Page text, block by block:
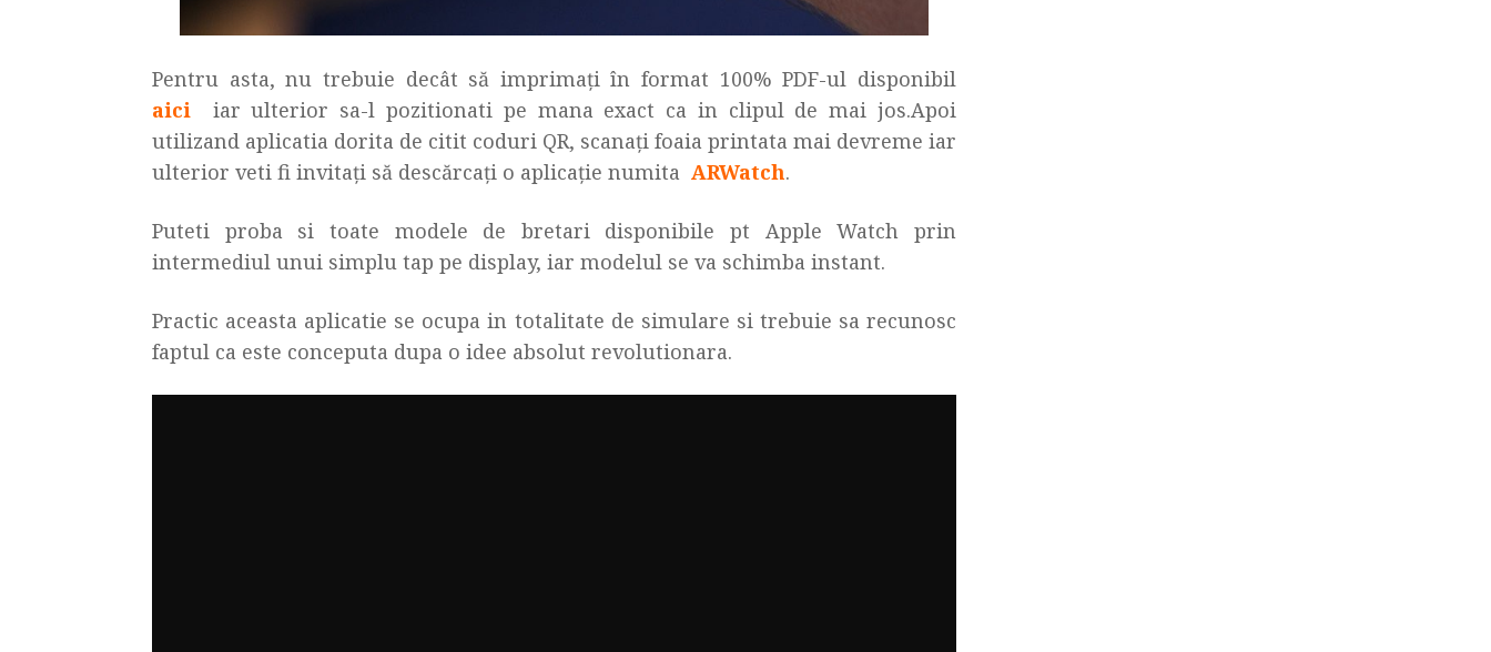
Pentru asta, nu trebuie decât să imprimaţi în format 100% PDF-ul disponibil
aici iar ulterior sa-l pozitionati pe mana exact ca in clipul de mai jos.Apoi
utilizand aplicatia dorita de citit coduri QR, scanaţi foaia printata mai devreme iar
ulterior veti fi invitaţi să descărcaţi o aplicaţie numita ARWatch.
Puteti proba si toate modele de bretari disponibile pt Apple Watch prin
intermediul unui simplu tap pe display, iar modelul se va schimba instant.
Practic aceasta aplicatie se ocupa in totalitate de simulare si trebuie sa recunosc
faptul ca este conceputa dupa o idee absolut revolutionara.